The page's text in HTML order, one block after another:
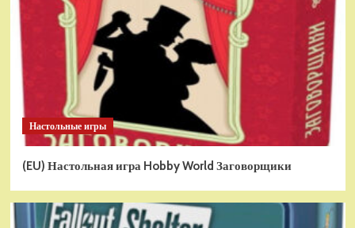
Настольные игры
(EU) Настольная игра Hobby World Заговорщики